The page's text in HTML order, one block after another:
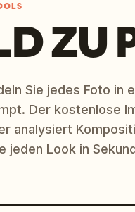
ZU
Sie jedes Foto in
Der kostenlose
analysiert
jeden Look in